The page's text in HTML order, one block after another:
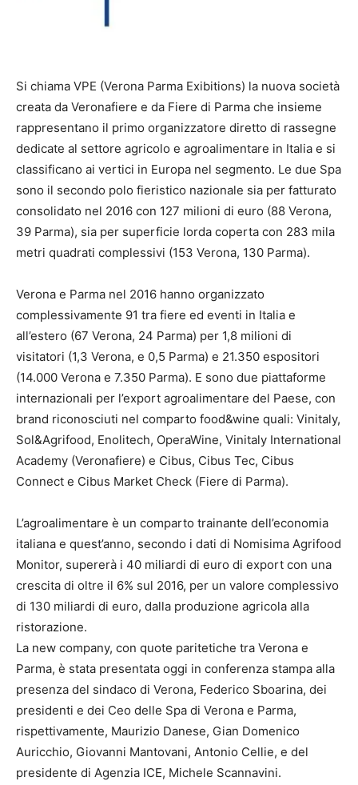
Si chiama VPE (Verona Parma Exibitions) la nuova società
creata da Veronafiere e da Fiere di Parma che insieme
rappresentano il primo organizzatore diretto di rassegne
dedicate al settore agricolo e agroalimentare in Italia e si
classificano ai vertici in Europa nel segmento. Le due Spa
sono il secondo polo fieristico nazionale sia per fatturato
consolidato nel 2016 con 127 milioni di euro (88 Verona,
39 Parma), sia per superficie lorda coperta con 283 mila
metri quadrati complessivi (153 Verona, 130 Parma).
Verona e Parma nel 2016 hanno organizzato
complessivamente 91 tra fiere ed eventi in Italia e
all’estero (67 Verona, 24 Parma) per 1,8 milioni di
visitatori (1,3 Verona, e 0,5 Parma) e 21.350 espositori
(14.000 Verona e 7.350 Parma). E sono due piattaforme
internazionali per l’export agroalimentare del Paese, con
brand riconosciuti nel comparto food&wine quali: Vinitaly,
Sol&Agrifood, Enolitech, OperaWine, Vinitaly International
Academy (Veronafiere) e Cibus, Cibus Tec, Cibus
Connect e Cibus Market Check (Fiere di Parma).
L’agroalimentare è un comparto trainante dell’economia
italiana e quest’anno, secondo i dati di Nomisima Agrifood
Monitor, supererà i 40 miliardi di euro di export con una
crescita di oltre il 6% sul 2016, per un valore complessivo
di 130 miliardi di euro, dalla produzione agricola alla
ristorazione.
La new company, con quote paritetiche tra Verona e
Parma, è stata presentata oggi in conferenza stampa alla
presenza del sindaco di Verona, Federico Sboarina, dei
presidenti e dei Ceo delle Spa di Verona e Parma,
rispettivamente, Maurizio Danese, Gian Domenico
Auricchio, Giovanni Mantovani, Antonio Cellie, e del
presidente di Agenzia ICE, Michele Scannavini.